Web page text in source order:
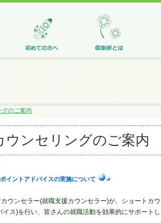
グのご案内
ウンセリングのご案内
イントアドバイスの実施について
ウンセラー(就職支援カウンセラー)が、ショートカ
イス)を行い、皆さんの就職活動を効果的にサポート